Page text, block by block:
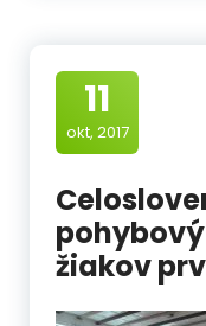
11
okt, 2017
žiakov